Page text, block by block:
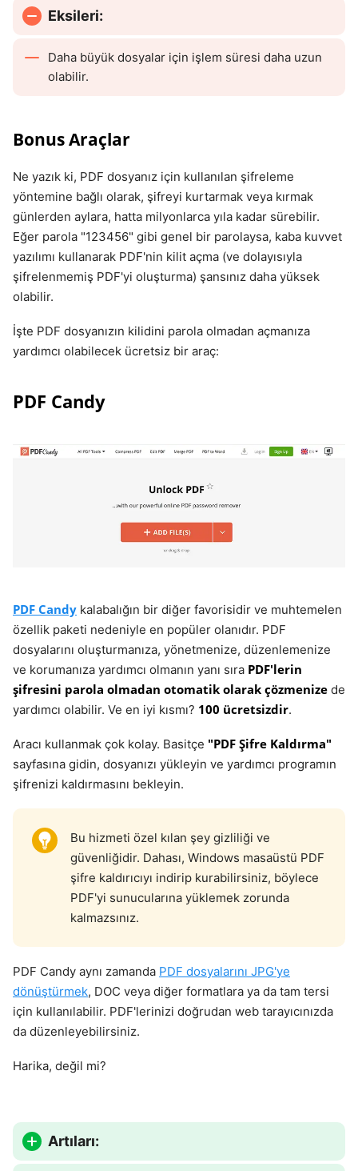
Eksileri:
Daha büyük dosyalar için işlem süresi daha uzun
olabilir.
Bonus Araçlar
Ne yazık ki, PDF dosyanız için kullanılan şifreleme
yöntemine bağlı olarak, şifreyi kurtarmak veya kırmak
günlerden aylara, hatta milyonlarca yıla kadar sürebilir.
Eğer parola "123456" gibi genel bir parolaysa, kaba kuvvet
yazılımı kullanarak PDF'nin kilit açma (ve dolayısıyla
şifrelenmemiş PDF'yi oluşturma) şansınız daha yüksek
olabilir.
İşte PDF dosyanızın kilidini parola olmadan açmanıza
yardımcı olabilecek ücretsiz bir araç:
PDF Candy
PDF Candy kalabalığın bir diğer favorisidir ve muhtemelen
özellik paketi nedeniyle en popüler olanıdır. PDF
dosyalarını oluşturmanıza, yönetmenize, düzenlemenize
ve korumanıza yardımcı olmanın yanı sıra PDF'lerin
şifresini parola olmadan otomatik olarak çözmenize de
yardımcı olabilir. Ve en iyi kısmı? 100 ücretsizdir.
Aracı kullanmak çok kolay. Basitçe "PDF Şifre Kaldırma"
sayfasına gidin, dosyanızı yükleyin ve yardımcı programın
şifrenizi kaldırmasını bekleyin.
Bu hizmeti özel kılan şey gizliliği ve
güvenliğidir. Dahası, Windows masaüstü PDF
şifre kaldırıcıyı indirip kurabilirsiniz, böylece
PDF'yi sunucularına yüklemek zorunda
kalmazsınız.
PDF Candy aynı zamanda PDF dosyalarını JPG'ye
dönüştürmek, DOC veya diğer formatlara ya da tam tersi
için kullanılabilir. PDF'lerinizi doğrudan web tarayıcınızda
da düzenleyebilirsiniz.
Harika, değil mi?
Artıları: